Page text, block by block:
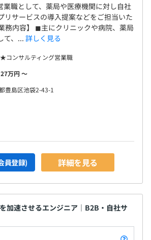
業職として、薬局や医療機関に対し自社
リサービスの導入提案などをご担当いた
務内容】 ◼︎主にクリニックや病院、薬局
て、...詳しく見る
コンサルティング営業職
万円 〜
豊島区池袋2-43-1
員登録) 詳細を見る
加速させるエンジニア｜B2B・自社サ